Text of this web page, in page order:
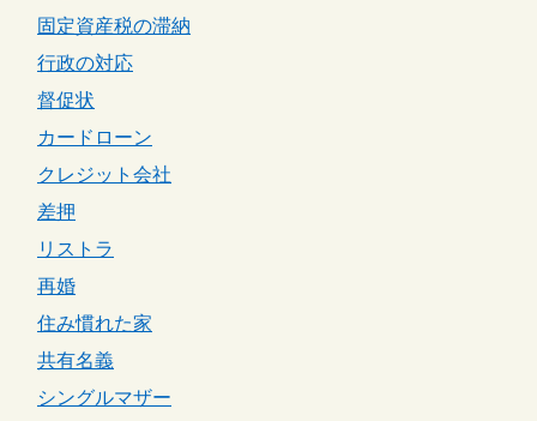
固定資産税の滞納
行政の対応
督促状
カードローン
クレジット会社
差押
リストラ
再婚
住み慣れた家
共有名義
シングルマザー